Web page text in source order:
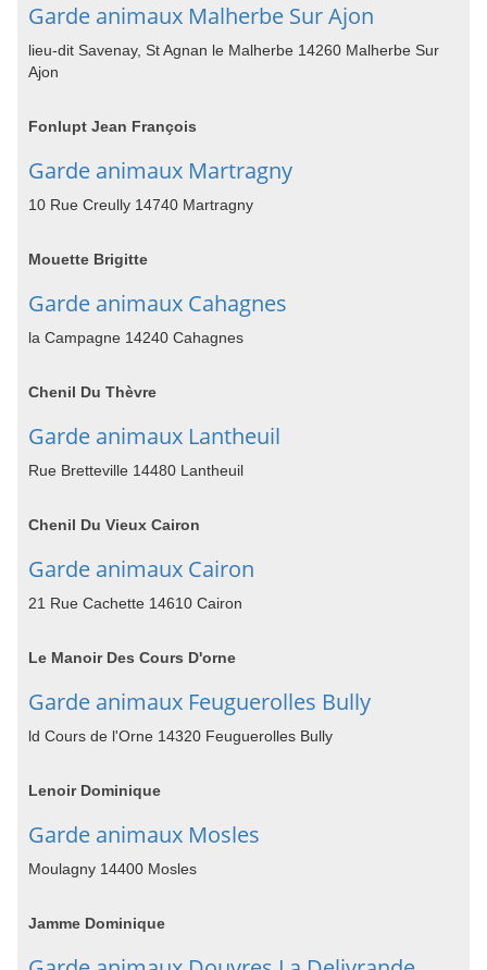
Garde animaux Malherbe Sur Ajon
lieu-dit Savenay, St Agnan le Malherbe 14260 Malherbe Sur
Ajon
Fonlupt Jean François
Garde animaux Martragny
10 Rue Creully 14740 Martragny
Mouette Brigitte
Garde animaux Cahagnes
la Campagne 14240 Cahagnes
Chenil Du Thèvre
Garde animaux Lantheuil
Rue Bretteville 14480 Lantheuil
Chenil Du Vieux Cairon
Garde animaux Cairon
21 Rue Cachette 14610 Cairon
Le Manoir Des Cours D'orne
Garde animaux Feuguerolles Bully
ld Cours de l'Orne 14320 Feuguerolles Bully
Lenoir Dominique
Garde animaux Mosles
Moulagny 14400 Mosles
Jamme Dominique